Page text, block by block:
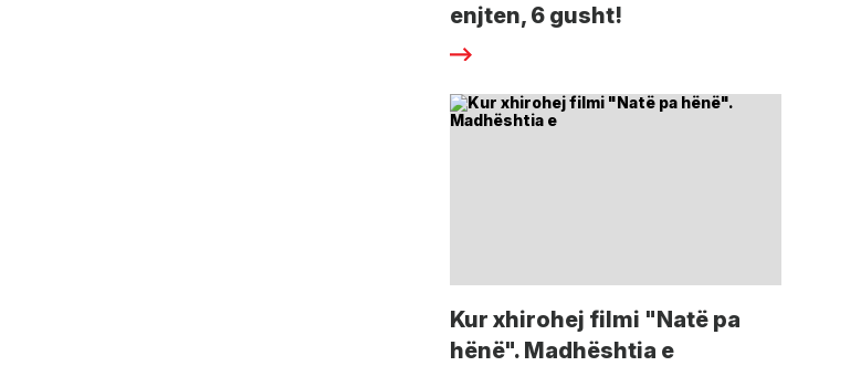
enjten, 6 gusht!
Kur xhirohej filmi "Natë pa
hënë". Madhështia e